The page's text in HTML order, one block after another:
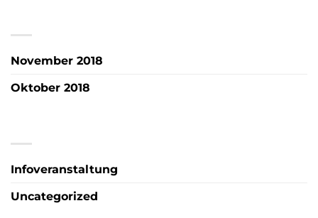
November 2018
Oktober 2018
Infoveranstaltung
Uncategorized